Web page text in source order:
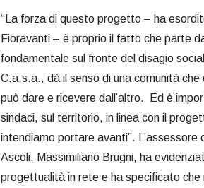
“La forza di questo progetto – ha
Fioravanti – è proprio il fatto che parte
fondamentale sul fronte del disagio
C.a.s.a., dà il senso di una comunità
può dare e ricevere dall’altro. Ed è
sindaci, sul territorio, in linea con il
intendiamo portare avanti”. L’assessore
Ascoli, Massimiliano Brugni, ha
progettualità in rete e ha specificato